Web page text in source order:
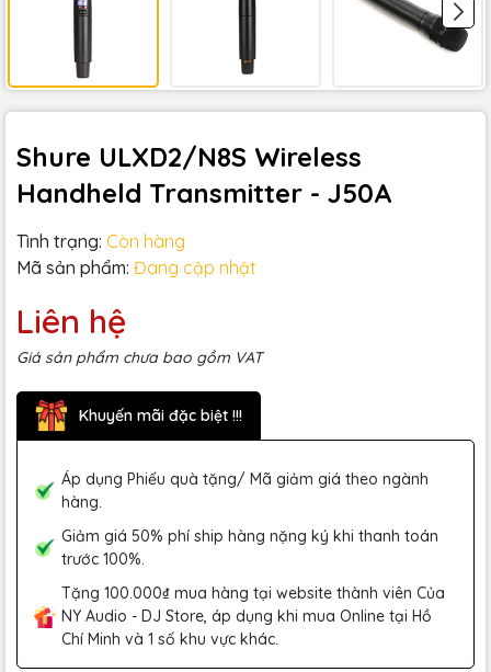
Shure ULXD2/N8S Wireless
Handheld Transmitter - J50A
Tình trạng: Còn hàng
Mã sản phẩm: Đang cập nhật
Liên hệ
Giá sản phẩm chưa bao gồm VAT
Khuyến mãi đặc biệt !!!
Áp dụng Phiếu quà tặng/ Mã giảm giá theo ngành
hàng.
Giảm giá 50% phí ship hàng nặng ký khi thanh toán
trước 100%.
Tặng 100.000₫ mua hàng tại website thành viên Của
NY Audio - DJ Store, áp dụng khi mua Online tại Hồ
Chí Minh và 1 số khu vực khác.